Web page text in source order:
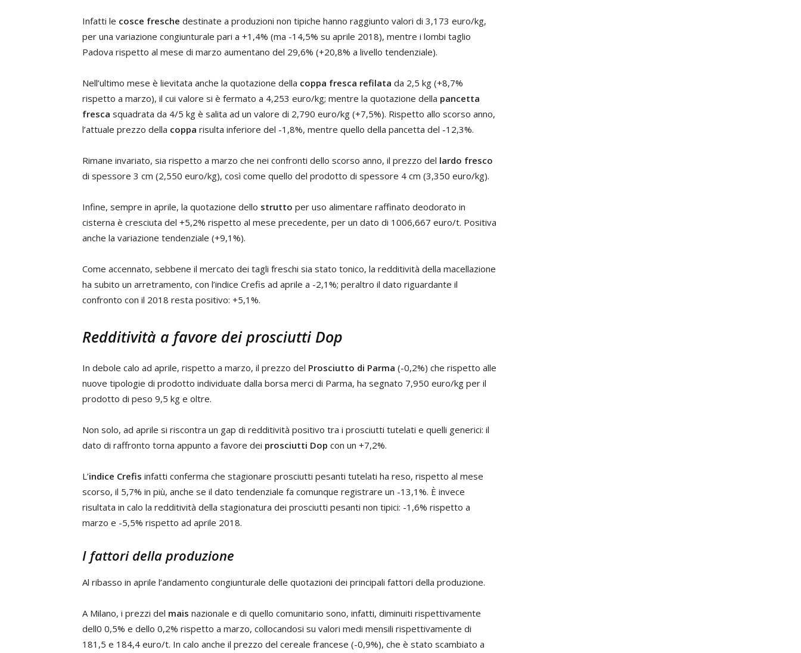
Infatti le cosce fresche destinate a produzioni non tipiche hanno raggiunto valori di 3,173 euro/kg,
per una variazione congiunturale pari a +1,4% (ma -14,5% su aprile 2018), mentre i lombi taglio
Padova rispetto al mese di marzo aumentano del 29,6% (+20,8% a livello tendenziale).
Nell’ultimo mese è lievitata anche la quotazione della coppa fresca refilata da 2,5 kg (+8,7%
rispetto a marzo), il cui valore si è fermato a 4,253 euro/kg; mentre la quotazione della pancetta
fresca squadrata da 4/5 kg è salita ad un valore di 2,790 euro/kg (+7,5%). Rispetto allo scorso anno,
l’attuale prezzo della coppa risulta inferiore del -1,8%, mentre quello della pancetta del -12,3%.
Rimane invariato, sia rispetto a marzo che nei confronti dello scorso anno, il prezzo del lardo fresco
di spessore 3 cm (2,550 euro/kg), così come quello del prodotto di spessore 4 cm (3,350 euro/kg).
Infine, sempre in aprile, la quotazione dello strutto per uso alimentare raffinato deodorato in
cisterna è cresciuta del +5,2% rispetto al mese precedente, per un dato di 1006,667 euro/t. Positiva
anche la variazione tendenziale (+9,1%).
Come accennato, sebbene il mercato dei tagli freschi sia stato tonico, la redditività della macellazione
ha subito un arretramento, con l’indice Crefis ad aprile a -2,1%; peraltro il dato riguardante il
confronto con il 2018 resta positivo: +5,1%.
Redditività a favore dei prosciutti Dop
In debole calo ad aprile, rispetto a marzo, il prezzo del Prosciutto di Parma (-0,2%) che rispetto alle
nuove tipologie di prodotto individuate dalla borsa merci di Parma, ha segnato 7,950 euro/kg per il
prodotto di peso 9,5 kg e oltre.
Non solo, ad aprile si riscontra un gap di redditività positivo tra i prosciutti tutelati e quelli generici: il
dato di raffronto torna appunto a favore dei prosciutti Dop con un +7,2%.
L’indice Crefis infatti conferma che stagionare prosciutti pesanti tutelati ha reso, rispetto al mese
scorso, il 5,7% in più, anche se il dato tendenziale fa comunque registrare un -13,1%. È invece
risultata in calo la redditività della stagionatura dei prosciutti pesanti non tipici: -1,6% rispetto a
marzo e -5,5% rispetto ad aprile 2018.
I fattori della produzione
Al ribasso in aprile l’andamento congiunturale delle quotazioni dei principali fattori della produzione.
A Milano, i prezzi del mais nazionale e di quello comunitario sono, infatti, diminuiti rispettivamente
dell0 0,5% e dello 0,2% rispetto a marzo, collocandosi su valori medi mensili rispettivamente di
181,5 e 184,4 euro/t. In calo anche il prezzo del cereale francese (-0,9%), che è stato scambiato a